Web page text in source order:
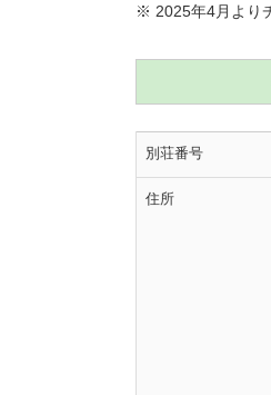
※ 2025年4月より
別荘番号
住所